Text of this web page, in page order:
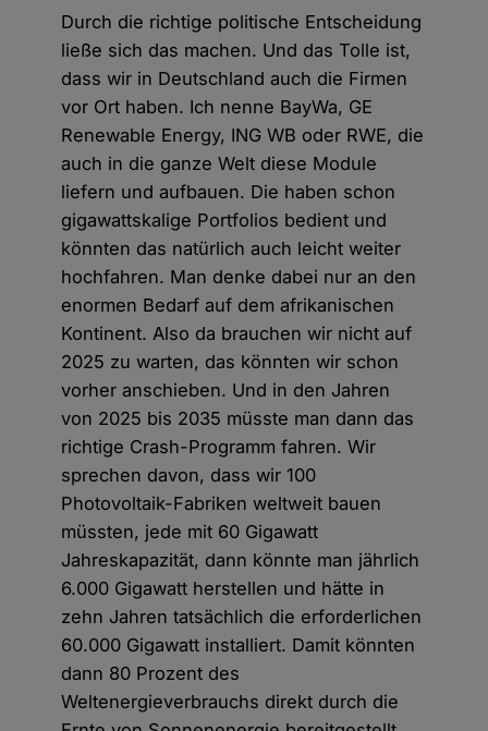
Durch die richtige politische Entscheidung
ließe sich das machen. Und das Tolle ist,
dass wir in Deutschland auch die Firmen
vor Ort haben. Ich nenne BayWa, GE
Renewable Energy, ING WB oder RWE, die
auch in die ganze Welt diese Module
liefern und aufbauen. Die haben schon
gigawattskalige Portfolios bedient und
könnten das natürlich auch leicht weiter
hochfahren. Man denke dabei nur an den
enormen Bedarf auf dem afrikanischen
Kontinent. Also da brauchen wir nicht auf
2025 zu warten, das könnten wir schon
vorher anschieben. Und in den Jahren
von 2025 bis 2035 müsste man dann das
richtige Crash-Programm fahren. Wir
sprechen davon, dass wir 100
Photovoltaik-Fabriken weltweit bauen
müssten, jede mit 60 Gigawatt
Jahreskapazität, dann könnte man jährlich
6.000 Gigawatt herstellen und hätte in
zehn Jahren tatsächlich die erforderlichen
60.000 Gigawatt installiert. Damit könnten
dann 80 Prozent des
Weltenergieverbrauchs direkt durch die